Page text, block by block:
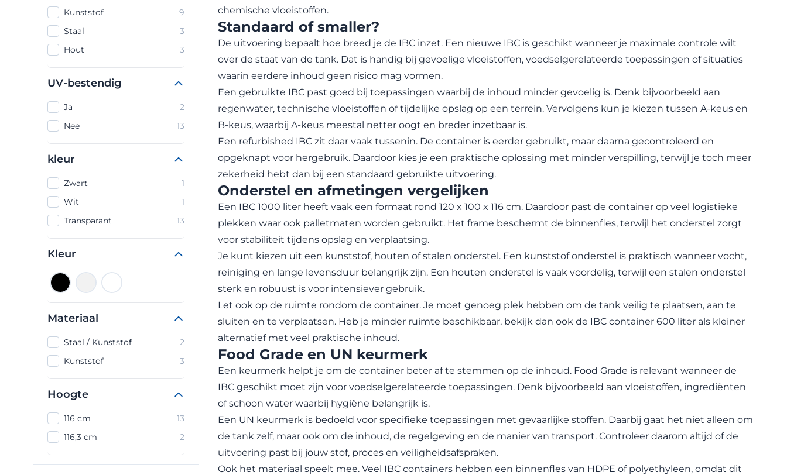
Kunststof
9
Staal
3
Hout
3
UV-bestendig
Ja
2
Nee
13
kleur
Zwart
1
Wit
1
Transparant
13
Kleur
Materiaal
Staal / Kunststof
2
Kunststof
3
Hoogte
116 cm
13
116,3 cm
2
chemische vloeistoffen.
Standaard of smaller?
De uitvoering bepaalt hoe breed je de IBC inzet. Een nieuwe IBC is geschikt wanneer je maximale controle wilt
over de staat van de tank. Dat is handig bij gevoelige vloeistoffen, voedselgerelateerde toepassingen of situaties
waarin eerdere inhoud geen risico mag vormen.
Een gebruikte IBC past goed bij toepassingen waarbij de inhoud minder gevoelig is. Denk bijvoorbeeld aan
regenwater, technische vloeistoffen of tijdelijke opslag op een terrein. Vervolgens kun je kiezen tussen A-keus en
B-keus, waarbij A-keus meestal netter oogt en breder inzetbaar is.
Een refurbished IBC zit daar vaak tussenin. De container is eerder gebruikt, maar daarna gecontroleerd en
opgeknapt voor hergebruik. Daardoor kies je een praktische oplossing met minder verspilling, terwijl je toch meer
zekerheid hebt dan bij een standaard gebruikte uitvoering.
Onderstel en afmetingen vergelijken
Een IBC 1000 liter heeft vaak een formaat rond 120 x 100 x 116 cm. Daardoor past de container op veel logistieke
plekken waar ook palletmaten worden gebruikt. Het frame beschermt de binnenfles, terwijl het onderstel zorgt
voor stabiliteit tijdens opslag en verplaatsing.
Je kunt kiezen uit een kunststof, houten of stalen onderstel. Een kunststof onderstel is praktisch wanneer vocht,
reiniging en lange levensduur belangrijk zijn. Een houten onderstel is vaak voordelig, terwijl een stalen onderstel
sterk en robuust is voor intensiever gebruik.
Let ook op de ruimte rondom de container. Je moet genoeg plek hebben om de tank veilig te plaatsen, aan te
sluiten en te verplaatsen. Heb je minder ruimte beschikbaar, bekijk dan ook de IBC container 600 liter als kleiner
alternatief met veel praktische inhoud.
Food Grade en UN keurmerk
Een keurmerk helpt je om de container beter af te stemmen op de inhoud. Food Grade is relevant wanneer de
IBC geschikt moet zijn voor voedselgerelateerde toepassingen. Denk bijvoorbeeld aan vloeistoffen, ingrediënten
of schoon water waarbij hygiëne belangrijk is.
Een UN keurmerk is bedoeld voor specifieke toepassingen met gevaarlijke stoffen. Daarbij gaat het niet alleen om
de tank zelf, maar ook om de inhoud, de regelgeving en de manier van transport. Controleer daarom altijd of de
uitvoering past bij jouw stof, proces en veiligheidsafspraken.
Ook het materiaal speelt mee. Veel IBC containers hebben een binnenfles van HDPE of polyethyleen, omdat dit